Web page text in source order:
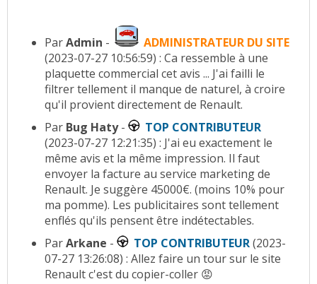
ParAdmin -
ADMINISTRATEUR DU SITE
(2023-07-27 10:56:59) : Ca ressemble à une
plaquette commercial cet avis ... J'ai failli le
filtrer tellement il manque de naturel, à croire
qu'il provient directement de Renault.
Par Bug Haty-
TOP CONTRIBUTEUR
(2023-07-27 12:21:35) : J'ai eu exactement le
même avis et la même impression. Il faut
envoyer la facture au service marketing de
Renault. Je suggère 45000€. (moins 10% pour
ma pomme). Les publicitaires sont tellement
enflés qu'ils pensent être indétectables.
ParArkane - TOP CONTRIBUTEUR(2023-
07-27 13:26:08) : Allez faire un tour sur le site
Renault c'est du copier-coller 😡